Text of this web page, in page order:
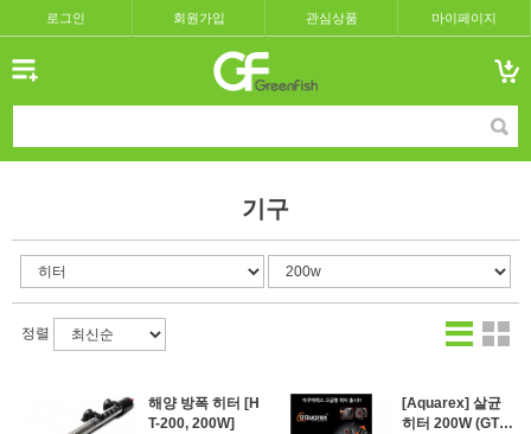
로그인 회원가입 관심상품 마이페이지
기구
정렬
해양 방폭 히터 [H
T-200, 200W]
[Aquarex] 살균
히터 200W (GT-2